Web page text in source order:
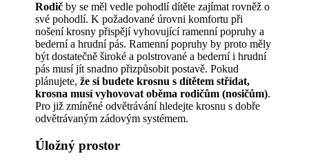
Rodič by se měl vedle pohodlí dítěte zajímat rovněž o
své pohodlí. K požadované úrovni komfortu při
nošení krosny přispějí vyhovující ramenní popruhy a
bederní a hrudní pás. Ramenní popruhy by proto měly
být dostatečně široké a polstrované a bederní i hrudní
pás musí jít snadno přizpůsobit postavě. Pokud
plánujete,že si budete krosnu s dítětem střídat,
krosna musí vyhovovat oběma rodičům (nosičům).
Pro již zmíněné odvětrávání hledejte krosnu s dobře
odvětrávaným zádovým systémem.
Úložný prostor